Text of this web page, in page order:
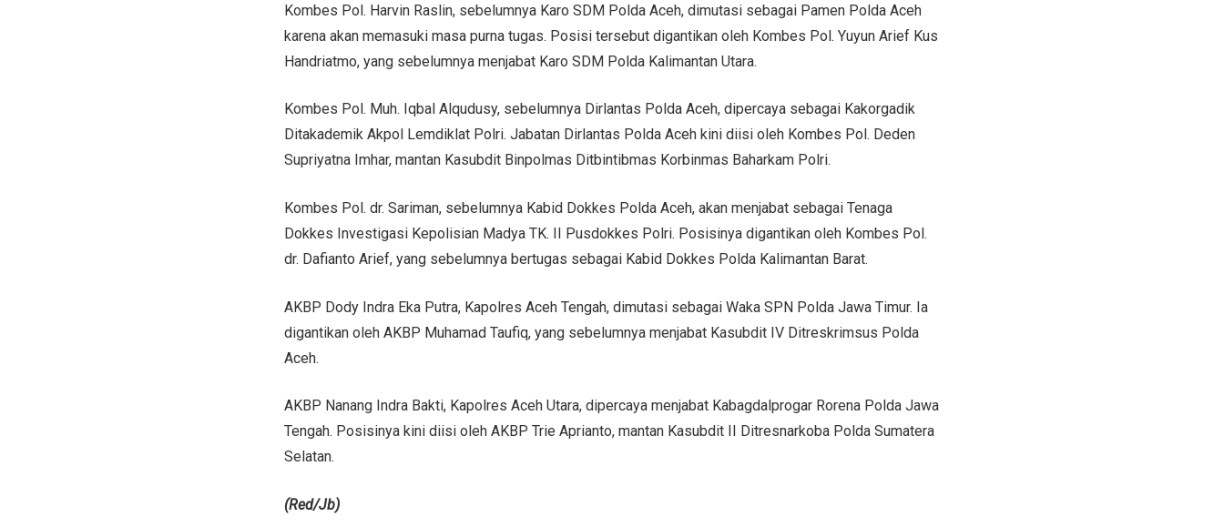
Kombes Pol. Harvin Raslin, sebelumnya Karo SDM Polda Aceh, dimutasi sebagai Pamen Polda Aceh
karena akan memasuki masa purna tugas. Posisi tersebut digantikan oleh Kombes Pol. Yuyun Arief Kus
Handriatmo, yang sebelumnya menjabat Karo SDM Polda Kalimantan Utara.
Kombes Pol. Muh. Iqbal Alqudusy, sebelumnya Dirlantas Polda Aceh, dipercaya sebagai Kakorgadik
Ditakademik Akpol Lemdiklat Polri. Jabatan Dirlantas Polda Aceh kini diisi oleh Kombes Pol. Deden
Supriyatna Imhar, mantan Kasubdit Binpolmas Ditbintibmas Korbinmas Baharkam Polri.
Kombes Pol. dr. Sariman, sebelumnya Kabid Dokkes Polda Aceh, akan menjabat sebagai Tenaga
Dokkes Investigasi Kepolisian Madya TK. II Pusdokkes Polri. Posisinya digantikan oleh Kombes Pol.
dr. Dafianto Arief, yang sebelumnya bertugas sebagai Kabid Dokkes Polda Kalimantan Barat.
AKBP Dody Indra Eka Putra, Kapolres Aceh Tengah, dimutasi sebagai Waka SPN Polda Jawa Timur. Ia
digantikan oleh AKBP Muhamad Taufiq, yang sebelumnya menjabat Kasubdit IV Ditreskrimsus Polda
Aceh.
AKBP Nanang Indra Bakti, Kapolres Aceh Utara, dipercaya menjabat Kabagdalprogar Rorena Polda Jawa
Tengah. Posisinya kini diisi oleh AKBP Trie Aprianto, mantan Kasubdit II Ditresnarkoba Polda Sumatera
Selatan.
(Red/Jb)